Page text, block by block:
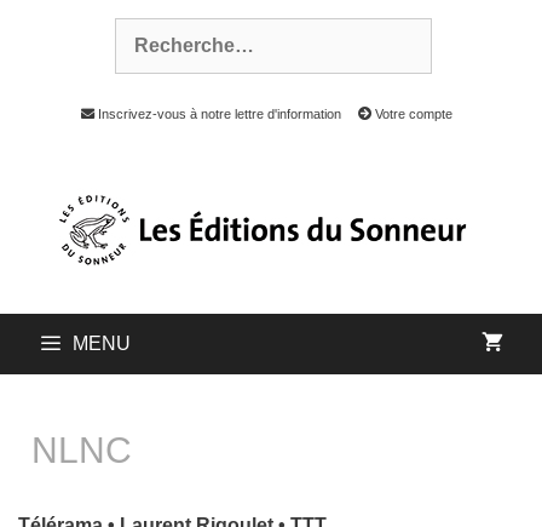
Inscrivez-vous à notre lettre d'information Votre compte
MENU
NLNC